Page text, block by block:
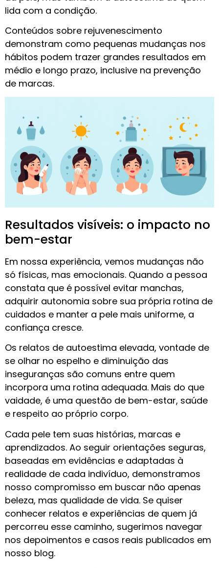
lida com a condição.
Conteúdos sobre rejuvenescimento
demonstram como pequenas mudanças nos
hábitos podem trazer grandes resultados em
médio e longo prazo, inclusive na prevenção
de marcas.
Resultados visíveis: o impacto no
bem-estar
Em nossa experiência, vemos mudanças não
só físicas, mas emocionais. Quando a pessoa
constata que é possível evitar manchas,
adquirir autonomia sobre sua própria rotina de
cuidados e manter a pele mais uniforme, a
confiança cresce.
Os relatos de autoestima elevada, vontade de
se olhar no espelho e diminuição das
inseguranças são comuns entre quem
incorpora uma rotina adequada. Mais do que
vaidade, é uma questão de bem-estar, saúde
e respeito ao próprio corpo.
Cada pele tem suas histórias, marcas e
aprendizados. Ao seguir orientações seguras,
baseadas em evidências e adaptadas à
realidade de cada indivíduo, demonstramos
nosso compromisso em buscar não apenas
beleza, mas qualidade de vida. Se quiser
conhecer relatos e experiências de quem já
percorreu esse caminho, sugerimos navegar
nos depoimentos e casos reais publicados em
nosso blog.